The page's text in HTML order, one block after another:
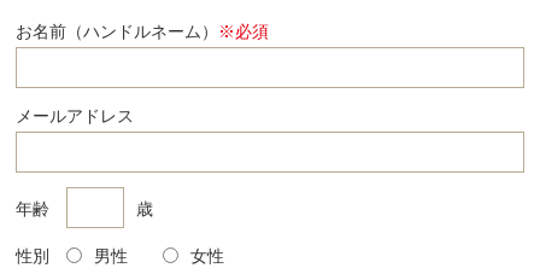
お名前（ハンドルネーム） ※必須
メールアドレス
年齢 歳
性別 男性 女性